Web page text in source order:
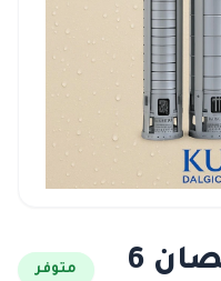
طلمبة كورلار 25 حصان 6
متوفر